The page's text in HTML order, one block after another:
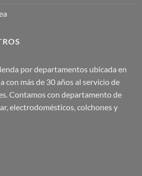
por departamentos ubicada en
con más de 30 años al servicio de
Contamos con departamento de
electrodomésticos, colchones y